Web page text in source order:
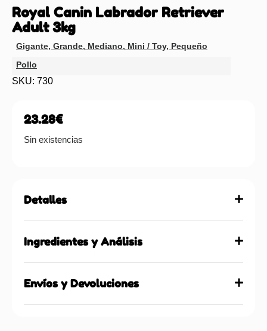
Royal Canin Labrador Retriever
Adult 3kg
Gigante, Grande, Mediano, Mini / Toy, Pequeño
Pollo
SKU: 730
23.28€
Sin existencias
Detalles
Ingredientes y Análisis
Envíos y Devoluciones